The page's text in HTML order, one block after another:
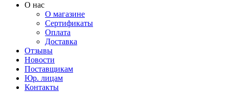
О нас
О магазине
Сертификаты
Оплата
Доставка
Отзывы
Новости
Поставщикам
Юр. лицам
Контакты